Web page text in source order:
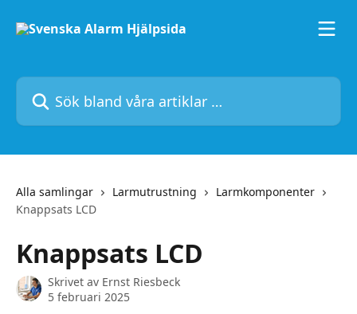
Sök bland våra artiklar …
Alla samlingar Larmutrustning
Larmkomponenter
Knappsats LCD
Knappsats LCD
Skrivet av Ernst Riesbeck
5 februari 2025